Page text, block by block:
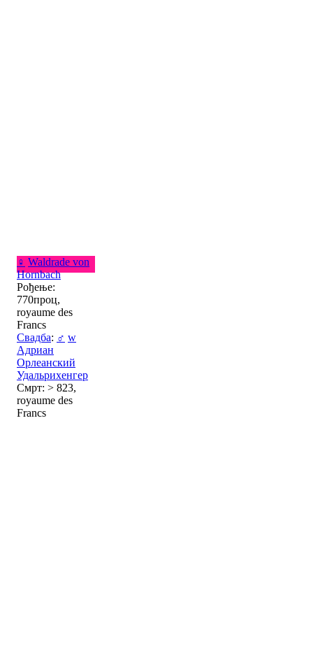
♀ Waldrade von
Hornbach
Рођење:
770проц,
royaume des
Francs
Свадба: ♂ w
Адриан
Орлеанский
Удальрихенгер
Смрт: > 823,
royaume des
Francs